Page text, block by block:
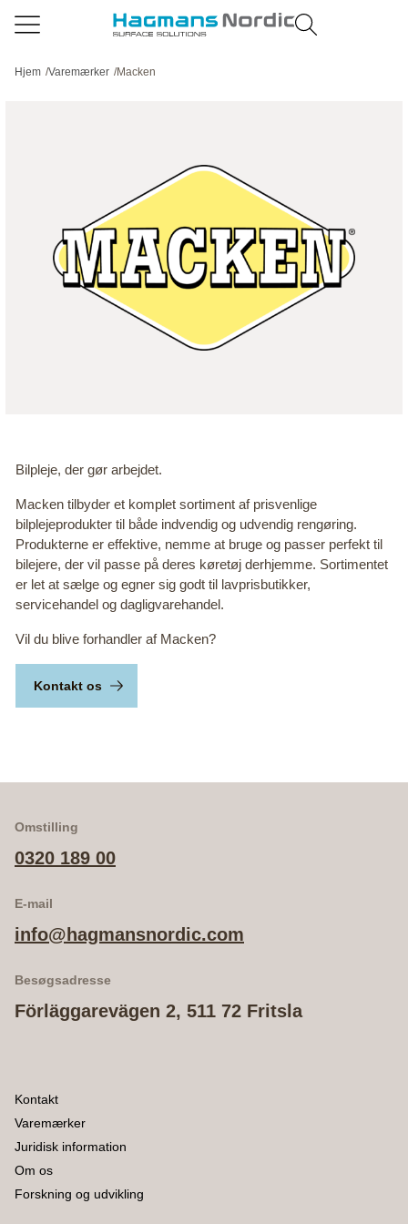
Hjem /Varemærker /Macken
Bilpleje, der gør arbejdet.
Macken tilbyder et komplet sortiment af prisvenlige
bilplejeprodukter til både indvendig og udvendig rengøring.
Produkterne er effektive, nemme at bruge og passer perfekt til
bilejere, der vil passe på deres køretøj derhjemme. Sortimentet
er let at sælge og egner sig godt til lavprisbutikker,
servicehandel og dagligvarehandel.
Vil du blive forhandler af Macken?
Kontakt os
Omstilling
0320 189 00
E-mail
info@hagmansnordic.com
Besøgsadresse
Förläggarevägen 2, 511 72 Fritsla
Kontakt
Varemærker
Juridisk information
Om os
Forskning og udvikling